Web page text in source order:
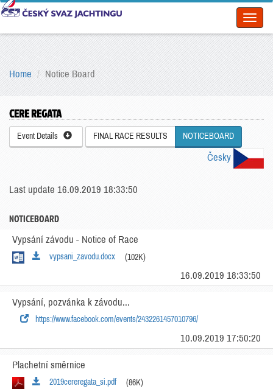
Home Notice Board
CERE REGATA
Event Details FINAL RACE RESULTS NOTICEBOARD
Česky
Last update 16.09.2019 18:33:50
NOTICEBOARD
Vypsání závodu - Notice of Race
vypsani_zavodu.docx (102K)
16.09.2019 18:33:50
Vypsání, pozvánka k závodu...
https://www.facebook.com/events/2432261457010796/
10.09.2019 17:50:20
Plachetní směrnice
2019cereregata_si.pdf (86K)